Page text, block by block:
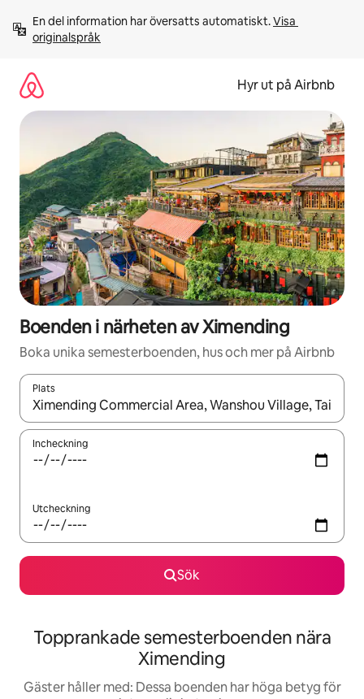
innehåll
En del information har översatts automatiskt. Visa
originalspråk
Hyr ut på Airbnb
Boenden i närheten av Ximending
Boka unika semesterboenden, hus och mer på Airbnb
Plats
När resultaten är tillgängliga kan du navigera med upp- och
Incheckning
Utcheckning
Sök
Topprankade semesterboenden nära
Ximending
Gäster håller med: Dessa boenden har höga betyg för